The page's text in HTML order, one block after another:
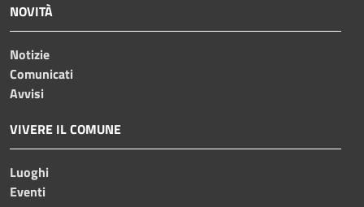
NOVITÀ
Notizie
Comunicati
Avvisi
VIVERE IL COMUNE
Luoghi
Eventi